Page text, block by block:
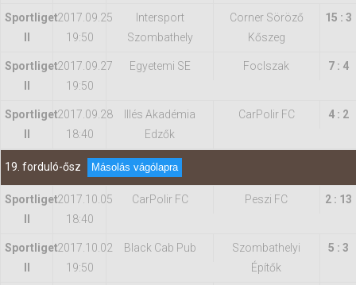
Sportliget2017.09.25
19:50
Intersport
Szombathely
Corner Söröző
Kőszeg
15 : 3
Sportliget2017.09.27
19:50
Egyetemi SE FocIszak 7 : 4
Sportliget2017.09.28
18:40
Illés Akadémia
Edzők
CarPolir FC 4 : 2
19. forduló-ősz Másolás vágólapra
Sportliget2017.10.05
18:40
CarPolir FC Peszi FC 2 : 13
Sportliget2017.10.02
19:50
Black Cab Pub
Szombathelyi
Építők
5 : 3